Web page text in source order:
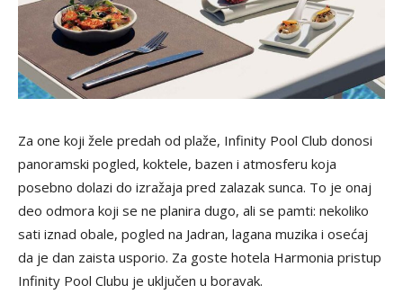
Za one koji žele predah od plaže, Infinity Pool Club donosi
panoramski pogled, koktele, bazen i atmosferu koja
posebno dolazi do izražaja pred zalazak sunca. To je onaj
deo odmora koji se ne planira dugo, ali se pamti: nekoliko
sati iznad obale, pogled na Jadran, lagana muzika i osećaj
da je dan zaista usporio. Za goste hotela Harmonia pristup
Infinity Pool Clubu je uključen u boravak.